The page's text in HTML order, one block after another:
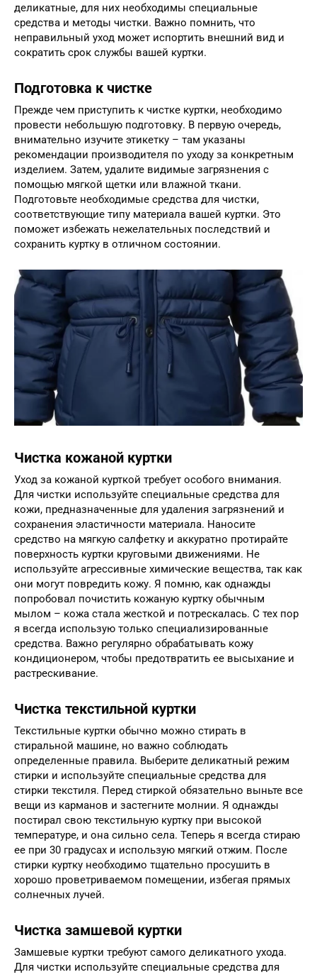
деликатные, для них необходимы специальные
средства и методы чистки. Важно помнить, что
неправильный уход может испортить внешний вид и
сократить срок службы вашей куртки.
Подготовка к чистке
Прежде чем приступить к чистке куртки, необходимо
провести небольшую подготовку. В первую очередь,
внимательно изучите этикетку – там указаны
рекомендации производителя по уходу за конкретным
изделием. Затем, удалите видимые загрязнения с
помощью мягкой щетки или влажной ткани.
Подготовьте необходимые средства для чистки,
соответствующие типу материала вашей куртки. Это
поможет избежать нежелательных последствий и
сохранить куртку в отличном состоянии.
Чистка кожаной куртки
Уход за кожаной курткой требует особого внимания.
Для чистки используйте специальные средства для
кожи, предназначенные для удаления загрязнений и
сохранения эластичности материала. Наносите
средство на мягкую салфетку и аккуратно протирайте
поверхность куртки круговыми движениями. Не
используйте агрессивные химические вещества, так как
они могут повредить кожу. Я помню, как однажды
попробовал почистить кожаную куртку обычным
мылом – кожа стала жесткой и потрескалась. С тех пор
я всегда использую только специализированные
средства. Важно регулярно обрабатывать кожу
кондиционером, чтобы предотвратить ее высыхание и
растрескивание.
Чистка текстильной куртки
Текстильные куртки обычно можно стирать в
стиральной машине, но важно соблюдать
определенные правила. Выберите деликатный режим
стирки и используйте специальные средства для
стирки текстиля. Перед стиркой обязательно выньте все
вещи из карманов и застегните молнии. Я однажды
постирал свою текстильную куртку при высокой
температуре, и она сильно села. Теперь я всегда стираю
ее при 30 градусах и использую мягкий отжим. После
стирки куртку необходимо тщательно просушить в
хорошо проветриваемом помещении, избегая прямых
солнечных лучей.
Чистка замшевой куртки
Замшевые куртки требуют самого деликатного ухода.
Для чистки используйте специальные средства для